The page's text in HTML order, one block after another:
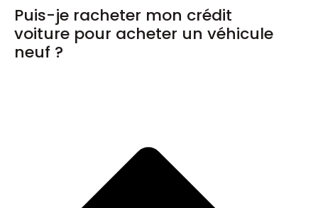
Puis-je racheter mon crédit
voiture pour acheter un véhicule
neuf ?